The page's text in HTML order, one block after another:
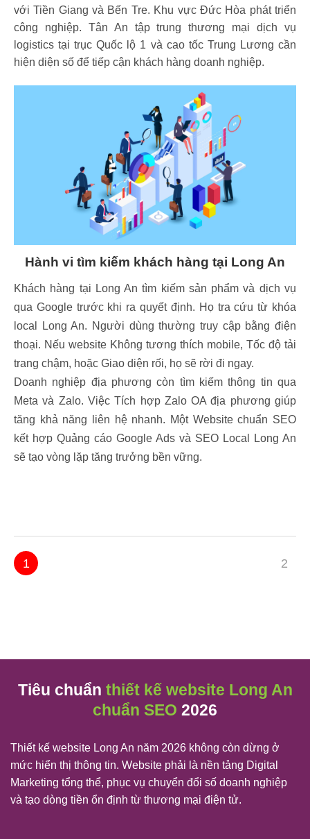
với Tiền Giang và Bến Tre. Khu vực Đức Hòa phát triển
công nghiệp. Tân An tập trung thương mại dịch vụ
logistics tại trục Quốc lộ 1 và cao tốc Trung Lương cần
hiện diện số để tiếp cận khách hàng doanh nghiệp.
Hành vi tìm kiếm khách hàng tại Long An
Khách hàng tại Long An tìm kiếm sản phẩm và dịch vụ
qua Google trước khi ra quyết định. Họ tra cứu từ khóa
local Long An. Người dùng thường truy cập bằng điện
thoại. Nếu website Không tương thích mobile, Tốc độ tải
trang chậm, hoặc Giao diện rối, họ sẽ rời đi ngay.
Doanh nghiệp địa phương còn tìm kiếm thông tin qua
Meta và Zalo. Việc Tích hợp Zalo OA địa phương giúp
tăng khả năng liên hệ nhanh. Một Website chuẩn SEO
kết hợp Quảng cáo Google Ads và SEO Local Long An
sẽ tạo vòng lặp tăng trưởng bền vững.
1 2
Tiêu chuẩn thiết kế website Long An
chuẩn SEO 2026
Thiết kế website Long An năm 2026 không còn dừng ở
mức hiển thị thông tin. Website phải là nền tảng Digital
Marketing tổng thể, phục vụ chuyển đổi số doanh nghiệp
và tạo dòng tiền ổn định từ thương mại điện tử.